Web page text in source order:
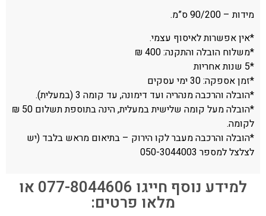
מידות – 90/200 ס”מ.
*אין אפשרות לאיסוף עצמי.
*משלוח הובלה והתקנה: 400 ₪
*5 שנות אחריות
*זמן אספקה: 30 ימי עסקים
*הובלה והרכבה מנהריה ועד דימונה, עד קומה 3 (במעלית).
*הובלה מעל קומה שלישית במעלית, הינה בתוספת תשלום 50 ₪
לקומה.
*הובלה והרכבה מעבר לקו הירוק – בתיאום מראש בלבד (יש
לצלצל למספר 050-3044003
למידע נוסף חייגו 077-8044606 או
מלאו פרטים: